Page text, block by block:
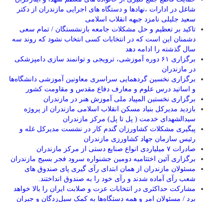
شاغل در ادارات ،نهادها و دستگاه های اجرایی مازندران از دکتر
سعید جلیلی نامزد جبهه انقلاب اسلامی
تاکید بر تعظیم و حل مشکلات جامعه بازنشستگان / تمام سعی
دشمنان این است که در انتخابات کسی انتخاب نشود که روند سه
سال گذشته را ادامه دهد
برگزاری ۶۱ دوره آموزشی، ترویجی و توانمند سازی دامپزشکی
در مازندران
برگزاری نخسین گردهمایی سراسری معاونین آموزشی دانشگاه‌ها
و اساتید درس علوم و معارف دفاع مقدس و مقاومت کشور
برگزاری نخستین المپیاد ملی آموزش هنر در مازندران
بازدید مدیرکل بنیاد مسکن انقلاب اسلامی مازندران از پروژه
سیدالشهدای خدمت ( پل تا پل) مرکز مازندران
پیگیری مشکلات کشاورزان گندم کار در نشست مدیرکل غله و
رئیس سازمان جهاد کشاورزی مازندران
صادرات ۷ میلیاردی انواع صنایع دستی از مرکز مازندران
برگزاری آئین اختتامیه دومین جشنواره سرود فجر بسیج مازندران
مسئولان مازندران از همان ابتدای رآی گیری پای صندوق های
شعب رآی آماده شدند و رآی خود را به صندوق انداختند.
مشارکت حداکثری در انتخابات عزت و صلابت ایران را بالا خواهد
برد / مسئولان امر و همه دستگاه‌ها به کمک سیل‌زدگان و جبران